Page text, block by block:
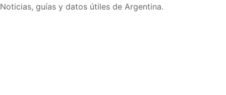
Noticias, guías y datos útiles de Argentina.